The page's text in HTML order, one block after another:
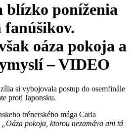
blízko poníženia
fanúšikov.
oáza pokoja a
– VIDEO
si vybojovala postup do osemfinále
proti Japonsku.
trénerského mága Carla
„Oáza pokoja, ktorou nezamáva ani tá